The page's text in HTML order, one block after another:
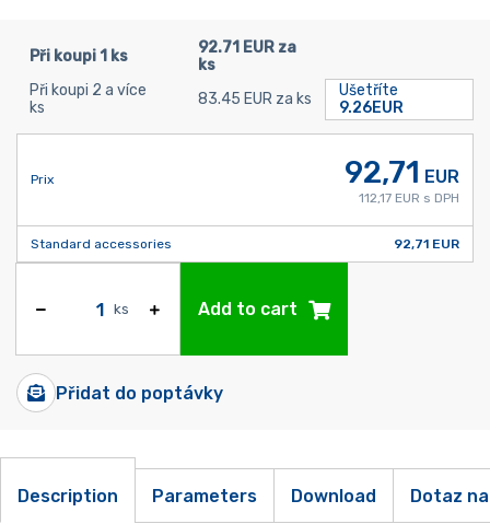
Při koupi 1 ks
92.71 EUR za
ks
Při koupi 2 a více
ks
83.45 EUR za ks
Ušetříte
9.26EUR
Prix 92,71 EUR
112,17 EUR s DPH
Standard accessories 92,71 EUR
ks Add to cart
Přidat do poptávky
Description Parameters Download Dotaz